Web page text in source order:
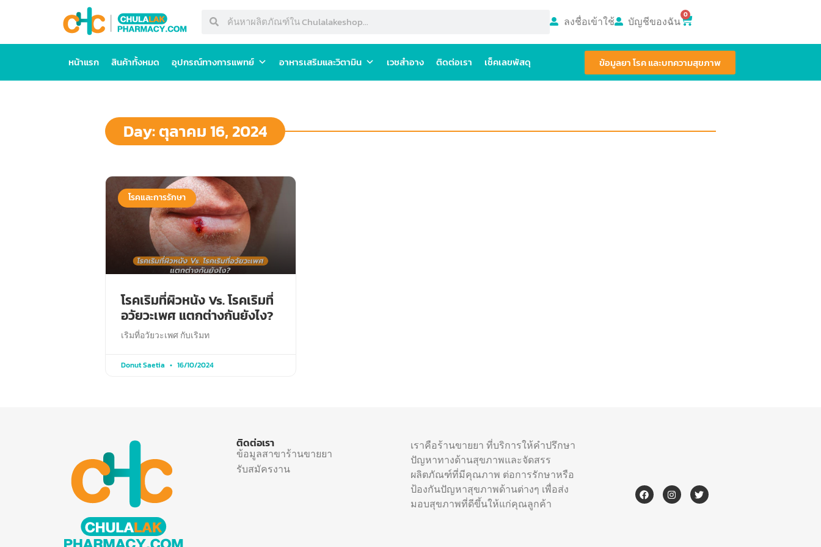
ลงชื่อเข้าใช้ บัญชีของฉัน 0
หน้าแรก สินค้าทั้งหมด อุปกรณ์ทางการแพทย์ อาหารเสริมและวิตามิน เวชสำอาง ติดต่อเรา เช็คเลขพัสดุ ข้อมูลยา โรค และบทความสุขภาพ
Day: ตุลาคม 16, 2024
โรคและการรักษา
โรคเริมที่ผิวหนัง Vs. โรคเริมที่
อวัยวะเพศ แตกต่างกันยังไง?
เริมที่อวัยวะเพศ กับเริมท
Donut Saetia 16/10/2024
ติดต่อเรา
ข้อมูลสาขาร้านขายยา
รับสมัครงาน
เราคือร้านขายยา ที่บริการให้คำปรึกษา
ปัญหาทางด้านสุขภาพและจัดสรร
ผลิตภัณฑ์ที่มีคุณภาพ ต่อการรักษาหรือ
ป้องกันปัญหาสุขภาพด้านต่างๆ เพื่อส่ง
มอบสุขภาพที่ดีขึ้นให้แก่คุณลูกค้า